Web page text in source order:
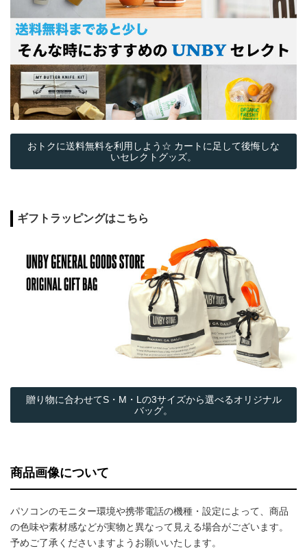
おトクに送料無料を利用しよう☆ カートに足して後悔しな
いセレクトグッズ。
ギフトラッピングはこちら
贈り物に合わせてS・M・Lの3サイズから選べるオリジナル
バッグ。
商品画像について
パソコンのモニター環境や携帯電話の機種・設定によって、商品
の色味や素材感などが実物と異なって見える場合がございます。
予めご了承くださいますようお願いいたします。